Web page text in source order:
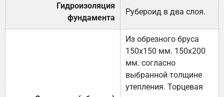
Гидроизоляция
фундамента
Рубероид в два слоя.
Из обрезного бруса
150х150 мм. 150х200
мм. согласно
выбранной толщине
утепления. Торцевая